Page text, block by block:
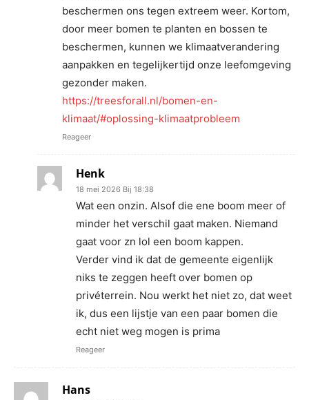
beschermen ons tegen extreem weer. Kortom,
door meer bomen te planten en bossen te
beschermen, kunnen we klimaatverandering
aanpakken en tegelijkertijd onze leefomgeving
gezonder maken.
https://treesforall.nl/bomen-en-
klimaat/#oplossing-klimaatprobleem
Reageer
Henk
18 mei 2026 Bij 18:38
Wat een onzin. Alsof die ene boom meer of
minder het verschil gaat maken. Niemand
gaat voor zn lol een boom kappen.
Verder vind ik dat de gemeente eigenlijk
niks te zeggen heeft over bomen op
privéterrein. Nou werkt het niet zo, dat weet
ik, dus een lijstje van een paar bomen die
echt niet weg mogen is prima
Reageer
Hans